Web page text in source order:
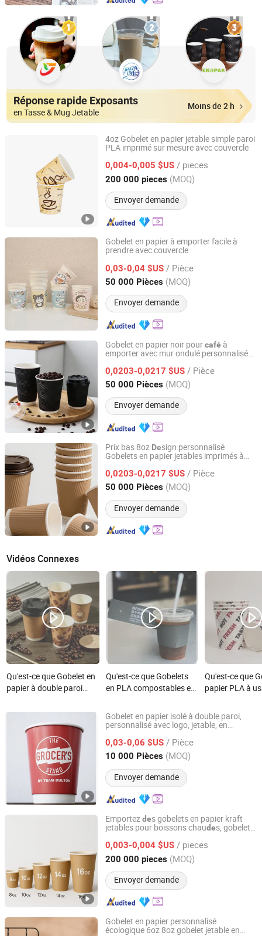
Réponse rapide Exposants
en Tasse & Mug Jetable
Moins de 2 h
4oz Gobelet en papier jetable simple paroi
PLA imprimé sur mesure avec couvercle
0,004-0,005 $US / pieces
200 000 pieces (MOQ)
Envoyer demande
Anhui Kerui Import and Export Trading Co., Ltd.
Anhui, China Depuis 2024
Gobelet en papier à emporter facile à
prendre avec couvercle
0,03-0,04 $US / Pièce
50 000 Pièces (MOQ)
Envoyer demande
Anhui Blum Paper & Plastic Co., Ltd.
Anhui, China Depuis 2025
Gobelet en papier noir pourcafé à
emporter avec mur ondulé personnalisé
0,0203-0,0217 $US / Pièce
50 000 Pièces (MOQ)
Envoyer demande
Changzhou Bio Hotel Supplies Co., Ltd.
Jiangsu, China Depuis 2021
Prix bas 8oz Design personnalisé
Gobelets en papier jetables imprimés à
0,0203-0,0217 $US / Pièce
50 000 Pièces (MOQ)
Envoyer demande
Changzhou Bio Hotel Supplies Co., Ltd.
Jiangsu, China Depuis 2021
Vidéos Connexes
Qu'est-ce que Gobelet en
papier à double paroi
et froides, imprimé en
gros, ODM, OEM, jetable,
personnalisé, sans PFAS
8oz 10oz 12oz 16oz
22oz 24oz 26oz en PLA
et PE à vendre
Qu'est-ce que Gobelets
en PLA compostables et
personnalisé, couleur
noire, rouge, sans BPA,
couvercle 200ml 500ml 8
10 12 Oz
Qu'est-ce que
papier PLA à
7oz 8oz pour
chaudes à
Gobelet en papier isolé à double paroi,
personnalisé avec logo, jetable, en
dedessin animé
0,03-0,06 $US / Pièce
10 000 Pièces (MOQ)
Envoyer demande
Anhui Jiushun Photoelectric Technology Co., Ltd.
Anhui, China Depuis 2022
Emportezdes gobelets en papier kraft
jetables pour boissons chaudes, gobelets
0,003-0,004 $US / pieces
200 000 pieces (MOQ)
Envoyer demande
Anhui Kerui Import and Export Trading Co., Ltd.
Anhui, China Depuis 2024
Gobelet en papier personnalisé
écologique 6oz 8oz gobelet jetable en